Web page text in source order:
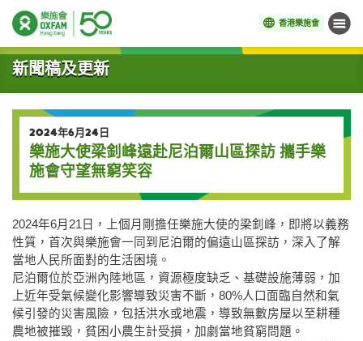
香港樂施會 目錄
開始主要內容
新聞稿及更新
2024年6月24日
樂施大使梁釗峰遠赴尼泊爾山區探訪 攜手樂
施會守望無窮笑容
2024年6月 21 日 ，
上個月剛擔任樂施大使的梁釗峰，即將以義務
性質，首次與樂施會一同到尼泊爾的偏遠山區探訪，深入了解
當地人民所面對的生活困境。
尼泊爾位於亞洲內陸地 區，資源極度缺乏 、 基礎設施薄弱，加
上近年受氣候變化影響導致災害不斷 ， 80%人口面臨自然和氣
候引發的災害風險，包括洪水或地震， 導致無數房屋以至耕種
農地被摧毁 ，貧困小農生計受損，加劇當地貧窮問題。